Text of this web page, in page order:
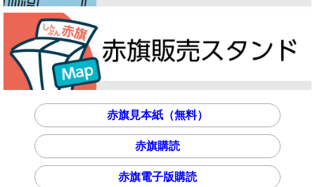
赤旗見本紙（無料）
赤旗購読
赤旗電子版購読